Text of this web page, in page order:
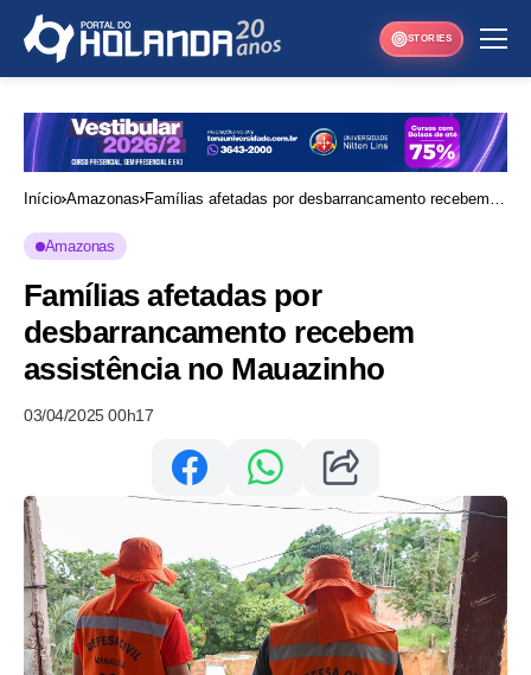
STORIES
Início Amazonas Famílias afetadas por desbarrancamento recebem
Amazonas
Famílias afetadas por
desbarrancamento recebem
assistência no Mauazinho
03/04/2025 00h17